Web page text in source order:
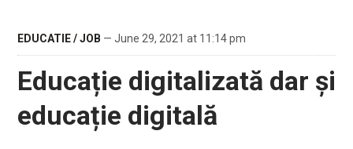
EDUCATIE / JOB — June 29, 2021 at 11:14 pm
Educație digitalizată dar și
educație digitală